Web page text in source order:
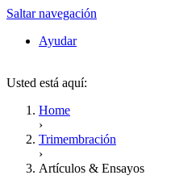
Saltar navegación
Ayudar
Usted está aquí:
Home
›
Trimembración
›
Artículos & Ensayos